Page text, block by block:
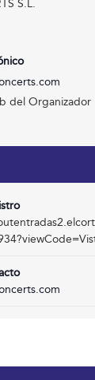
S.L.
del Organizador